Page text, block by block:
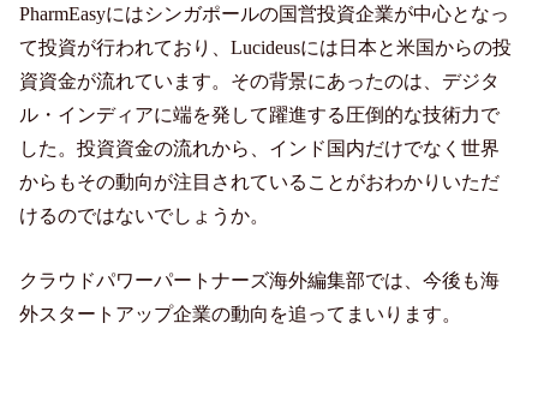
PharmEasyにはシンガポールの国営投資企業が中心となっ
て投資が行われており、Lucideusには日本と米国からの投
資資金が流れています。その背景にあったのは、デジタ
ル・インディアに端を発して躍進する圧倒的な技術力で
した。投資資金の流れから、インド国内だけでなく世界
からもその動向が注目されていることがおわかりいただ
けるのではないでしょうか。
クラウドパワーパートナーズ海外編集部では、今後も海
外スタートアップ企業の動向を追ってまいります。